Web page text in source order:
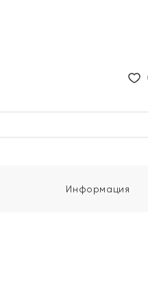
Информация